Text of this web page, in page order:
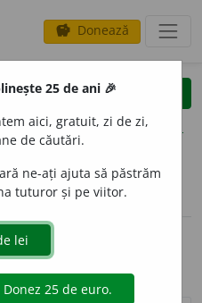
savings Donează
clear
opțiuni
(9)
25 de ani 🎉
aici, gratuit, zi de zi,
de căutări.
ne-ați ajuta să păstrăm
tuturor și pe viitor.